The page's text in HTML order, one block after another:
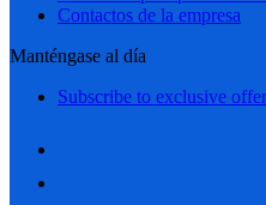
Contactos de la empresa
Manténgase al día
Subscribe to exclusive